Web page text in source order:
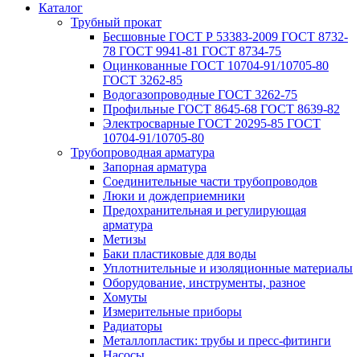
Каталог
Трубный прокат
Беcшовные ГОСТ Р 53383-2009 ГОСТ 8732-
78 ГОСТ 9941-81 ГОСТ 8734-75
Оцинкованные ГОСТ 10704-91/10705-80
ГОСТ 3262-85
Водогазопроводные ГОСТ 3262-75
Профильные ГОСТ 8645-68 ГОСТ 8639-82
Электросварные ГОСТ 20295-85 ГОСТ
10704-91/10705-80
Трубопроводная арматура
Запорная арматура
Соединительные части трубопроводов
Люки и дождеприемники
Предохранительная и регулирующая
арматура
Метизы
Баки пластиковые для воды
Уплотнительные и изоляционные материалы
Оборудование, инструменты, разное
Хомуты
Измерительные приборы
Радиаторы
Металлопластик: трубы и пресс-фитинги